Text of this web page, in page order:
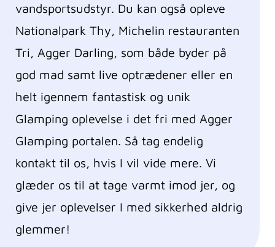
vandsportsudstyr. Du kan også opleve
Nationalpark Thy, Michelin restauranten
Tri, Agger Darling, som både byder på
god mad samt live optrædener eller en
helt igennem fantastisk og unik
Glamping oplevelse i det fri med Agger
Glamping portalen. Så tag endelig
kontakt til os, hvis I vil vide mere. Vi
glæder os til at tage varmt imod jer, og
give jer oplevelser I med sikkerhed aldrig
glemmer!